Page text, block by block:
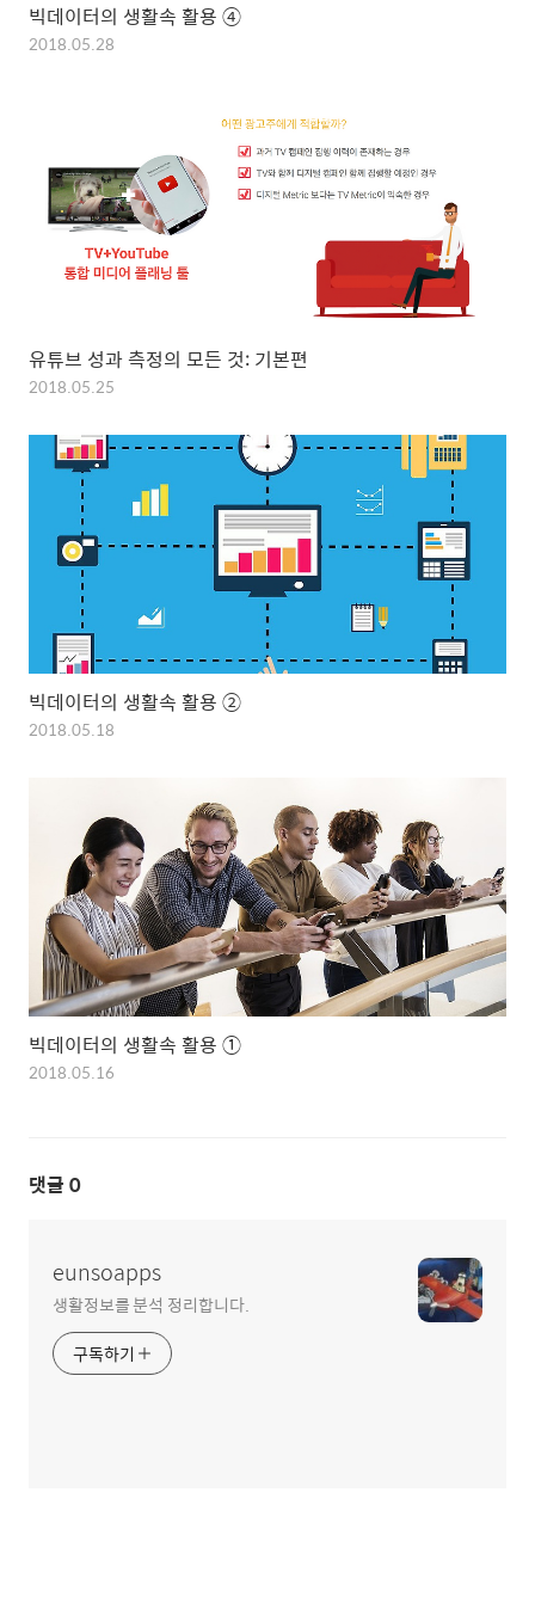
빅데이터의 생활속 활용 ④
2018.05.28
유튜브 성과 측정의 모든 것: 기본편
2018.05.25
빅데이터의 생활속 활용 ②
2018.05.18
빅데이터의 생활속 활용 ①
2018.05.16
댓글 0
eunsoapps
생활정보를 분석 정리합니다.
구독하기